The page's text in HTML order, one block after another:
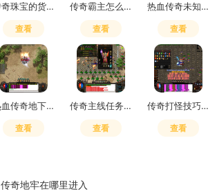
传奇珠宝的货品怎么样
查看
传奇霸主怎么给装备升星
查看
热血传奇未知暗殿怎么走图解
查看
热血传奇地下收购商人
查看
传奇主线任务与卫家老板对好内容
查看
传奇打怪技巧大全图解
查看
传奇地牢在哪里进入